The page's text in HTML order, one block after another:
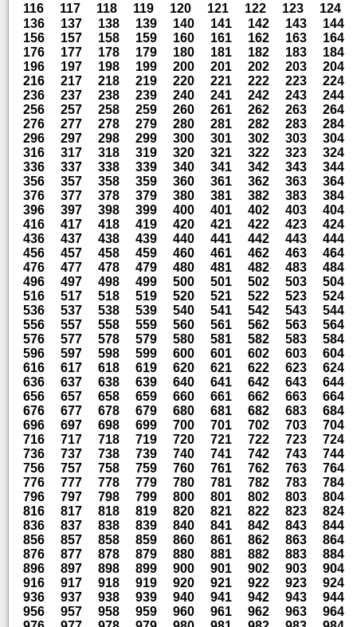
116
117 118 119 120 121 122 123 124
136
137 138 139 140 141 142 143
144
156
157 158 159 160 161 162 163
164
176
177 178 179 180 181 182 183
184
196
197 198 199 200 201 202 203
204
216
217 218 219 220 221 222 223
224
236
237 238 239 240 241 242 243
244
256
257 258 259 260 261 262 263
264
276
277 278 279 280 281 282 283
284
296
297 298 299 300 301 302 303
304
316
317 318 319 320 321 322 323
324
336
337 338 339 340 341 342 343
344
356
357 358 359 360 361 362 363
364
376
377 378 379 380 381 382 383
384
396
397 398 399 400 401 402 403
404
416
417 418 419 420 421 422 423
424
436
437 438 439 440 441 442 443
444
456
457 458 459 460 461 462 463
464
476
477 478 479 480 481 482 483
484
496
497 498 499 500 501 502 503
504
516
517 518 519 520 521 522 523
524
536
537 538 539 540 541 542 543
544
556
557 558 559 560 561 562 563
564
576
577 578 579 580 581 582 583
584
596
597 598 599 600 601 602 603
604
616
617 618 619 620 621 622 623
624
636
637 638 639 640 641 642 643
644
656
657 658 659 660 661 662 663
664
676
677 678 679 680 681 682 683
684
696
697 698 699 700 701 702 703
704
716
717 718 719 720 721 722 723
724
736
737 738 739 740 741 742 743
744
756
757 758 759 760 761 762 763
764
776
777 778 779 780 781 782 783
784
796
797 798 799 800 801 802 803
804
816
817 818 819 820 821 822 823
824
836
837 838 839 840 841 842 843
844
856
857 858 859 860 861 862 863
864
876
877 878 879 880 881 882 883
884
896
897 898 899 900 901 902 903
904
916
917 918 919 920 921 922 923
924
936
937 938 939 940 941 942 943
944
956
957 958 959 960 961 962 963
964